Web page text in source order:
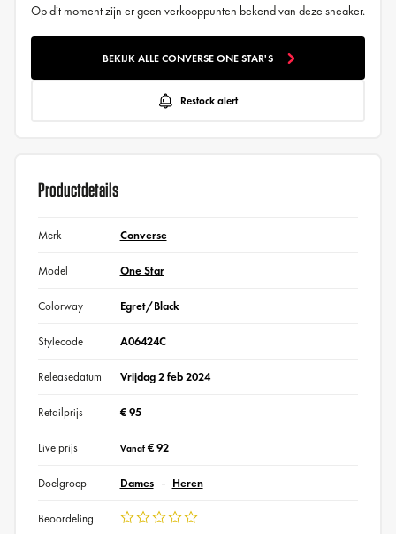
Op dit moment zijn er geen verkooppunten bekend van deze sneaker.
BEKIJK ALLE CONVERSE ONE STAR'S
Restock alert
Productdetails
Merk Converse
Model One Star
Colorway Egret/Black
Stylecode A06424C
Releasedatum Vrijdag 2 feb 2024
Retailprijs € 95
Live prijs Vanaf€ 92
Doelgroep Dames Heren
Beoordeling